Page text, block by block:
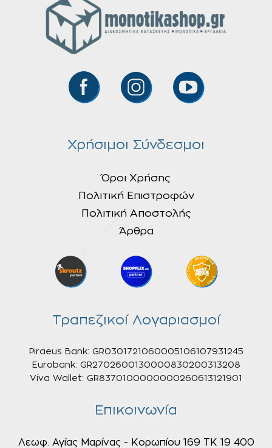
Χρήσιμοι Σύνδεσμοι
Όροι Χρήσης
Πολιτική Επιστροφών
Πολιτική Αποστολής
Άρθρα
Τραπεζικοί Λογαριασμοί
Piraeus Bank: GR0301721060005106107931245
Eurobank: GR2702600130000830200313208
Viva Wallet: GR8370100000000260613121901
Επικοινωνία
Λεωφ. Αγίας Μαρίνας - Κορωπίου 169 ΤΚ 19 400